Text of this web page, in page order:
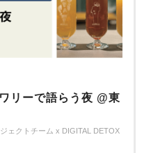
リーで語らう夜 @東
ェクトチーム x DIGITAL DETOX